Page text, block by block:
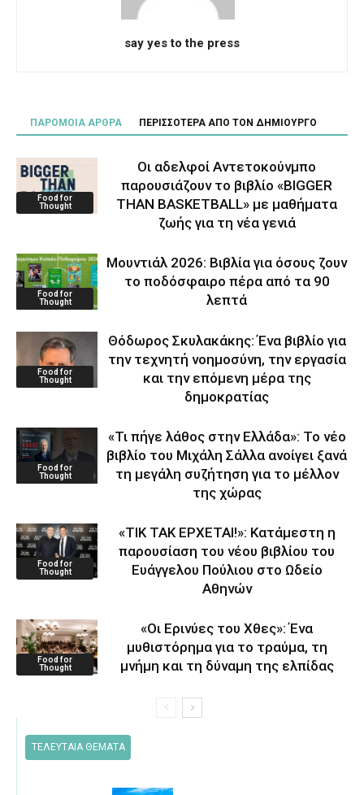
say yes to the press
ΠΑΡΟΜΟΙΑ ΑΡΘΡΑ ΠΕΡΙΣΣΟΤΕΡΑ ΑΠΟ ΤΟΝ ΔΗΜΙΟΥΡΓΟ
Food for
Thought
Οι αδελφοί Αντετοκούνμπο
παρουσιάζουν το βιβλίο «BIGGER
THAN BASKETBALL» με μαθήματα
ζωής για τη νέα γενιά
Food for
Thought
Μουντιάλ 2026: Βιβλία για όσους ζουν
το ποδόσφαιρο πέρα από τα 90
λεπτά
Food for
Thought
Θόδωρος Σκυλακάκης: Ένα βιβλίο για
την τεχνητή νοημοσύνη, την εργασία
και την επόμενη μέρα της
δημοκρατίας
Food for
Thought
«Τι πήγε λάθος στην Ελλάδα»: Το νέο
βιβλίο του Μιχάλη Σάλλα ανοίγει ξανά
τη μεγάλη συζήτηση για το μέλλον
της χώρας
Food for
Thought
«ΤΙΚ ΤΑΚ ΕΡΧΕΤΑΙ!»: Κατάμεστη η
παρουσίαση του νέου βιβλίου του
Ευάγγελου Πούλιου στο Ωδείο
Αθηνών
Food for
Thought
«Οι Ερινύες του Χθες»: Ένα
μυθιστόρημα για το τραύμα, τη
μνήμη και τη δύναμη της ελπίδας
ΤΕΛΕΥΤΑΙΑ ΘΕΜΑΤΑ